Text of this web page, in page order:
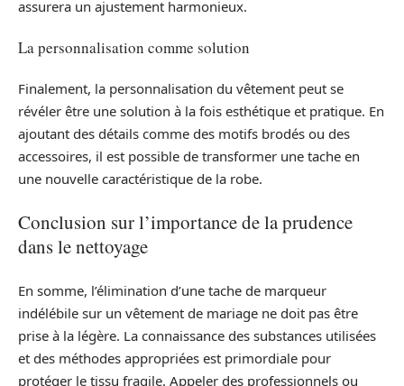
assurera un ajustement harmonieux.
La personnalisation comme solution
Finalement, la personnalisation du vêtement peut se
révéler être une solution à la fois esthétique et pratique. En
ajoutant des détails comme des motifs brodés ou des
accessoires, il est possible de transformer une tache en
une nouvelle caractéristique de la robe.
Conclusion sur l’importance de la prudence
dans le nettoyage
En somme, l’élimination d’une tache de marqueur
indélébile sur un vêtement de mariage ne doit pas être
prise à la légère. La connaissance des substances utilisées
et des méthodes appropriées est primordiale pour
protéger le tissu fragile. Appeler des professionnels ou